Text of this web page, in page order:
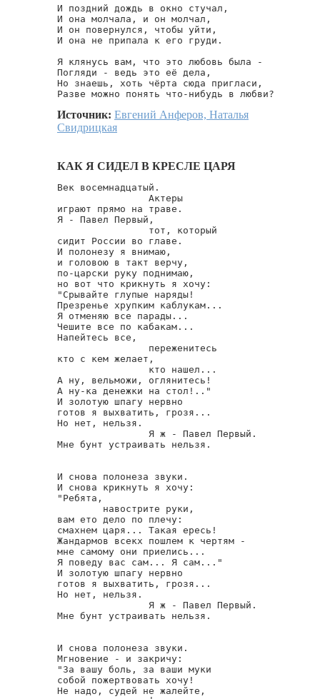
И поздний дождь в окно стучал,
И она молчала, и он молчал,
И он повернулся, чтобы уйти,
И она не припала к его груди.
Я клянусь вам, что это любовь была -
Погляди - ведь это её дела,
Но знаешь, хоть чёрта сюда пригласи,
Разве можно понять что-нибудь в любви?
Источник: Евгений Анферов, Наталья
Свидрицкая
КАК Я СИДЕЛ В КРЕСЛЕ ЦАРЯ
Век восемнадцатый.
                Актеры
играют прямо на траве.
Я - Павел Первый,
                тот, который
сидит России во главе.
И полонезу я внимаю,
и головою в такт верчу,
по-царски руку поднимаю,
но вот что крикнуть я хочу:
"Срывайте глупые наряды!
Презренье хрупким каблукам...
Я отменяю все парады...
Чешите все по кабакам...
Напейтесь все,
                переженитесь
кто с кем желает,
                кто нашел...
А ну, вельможи, оглянитесь!
А ну-ка денежки на стол!.."
И золотую шпагу нервно
готов я выхватить, грозя...
Но нет, нельзя.
                Я ж - Павел Первый.
Мне бунт устраивать нельзя.
И снова полонеза звуки.
И снова крикнуть я хочу:
"Ребята,
        навострите руки,
вам ето дело по плечу:
смахнем царя... Такая ересь!
Жандармов всекх пошлем к чертям -
мне самому они приелись...
Я поведу вас сам... Я сам..."
И золотую шпагу нервно
готов я выхватить, грозя...
Но нет, нельзя.
                Я ж - Павел Первый.
Мне бунт устраивать нельзя.
И снова полонеза звуки.
Мгновение - и закричу:
"За вашу боль, за ваши муки
собой пожертвовать хочу!
Не надо, судей не жалейте,